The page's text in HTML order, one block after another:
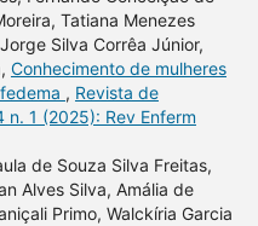
Tatiana Menezes
Silva Corrêa Júnior,
Conhecimento de mulheres
, Revista de
n. 1 (2025): Rev Enferm
de Souza Silva Freitas,
Alves Silva, Amália de
Primo, Walckíria Garcia